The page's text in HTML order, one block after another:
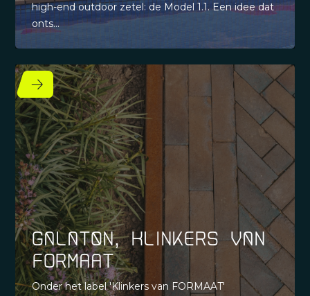
high-end outdoor zetel: de Model 1.1. Een idee dat
onts...
Galaton, Klinkers van
FORMAAT
Onder het label 'Klinkers van FORMAAT'